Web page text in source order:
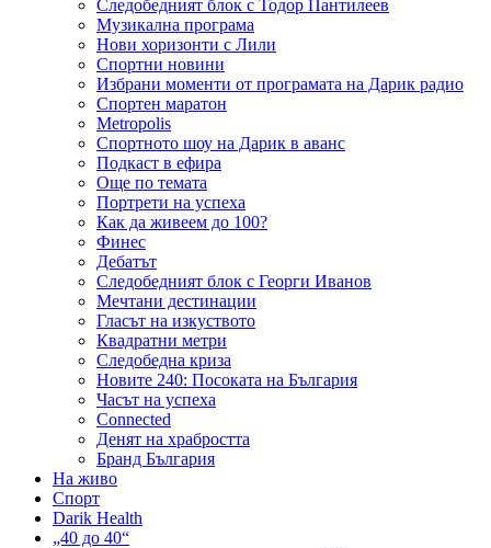
Следобедният блок с Тодор Пантилеев
Музикална програма
Нови хоризонти с Лили
Спортни новини
Избрани моменти от програмата на Дарик радио
Спортен маратон
Metropolis
Спортното шоу на Дарик в аванс
Подкаст в ефира
Още по темата
Портрети на успеха
Как да живеем до 100?
Финес
Дебатът
Следобедният блок с Георги Иванов
Мечтани дестинации
Гласът на изкуството
Квадратни метри
Следобедна криза
Новите 240: Посоката на България
Часът на успеха
Connected
Денят на храбростта
Бранд България
На живо
Спорт
Darik Health
„40 до 40“